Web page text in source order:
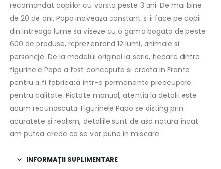
recomandat copiilor cu varsta peste 3 ani. De mai bine
de 20 de ani, Papo inoveaza constant si ii face pe copii
din intreaga lume sa viseze cu o gama bogata de peste
600 de produse, reprezentand 12 lumi, animale si
personaje. De la modelul original la serie, fiecare dintre
figurinele Papo a fost conceputa si creata in Franta
pentru a fi fabricata intr-o permanenta preocupare
pentru calitate. Pictate manual, atentia la detalii este
acum recunoscuta. Figurinele Papo se disting prin
acuratete si realism, detaliile sunt de asa natura incat
am putea crede ca se vor pune in miscare.
INFORMAȚII SUPLIMENTARE